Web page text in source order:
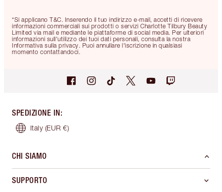
*Si applicano T&C. Inserendo il tuo indirizzo e-mail, accetti di ricevere
informazioni commerciali sui prodotti o servizi Charlotte Tilbury Beauty
Limited via mail e mediante le piattaforme di social media. Per ulteriori
informazioni sull'utilizzo dei tuoi dati personali, consulta la nostra
Informativa sulla privacy. Puoi annullare l'iscrizione in qualsiasi
momento contattandoci.
SPEDIZIONE IN :
Italy (EUR €)
CHI SIAMO
SUPPORTO